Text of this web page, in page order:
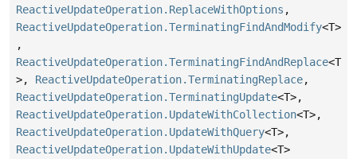
ReactiveUpdateOperation.ReplaceWithOptions ,
ReactiveUpdateOperation.TerminatingFindAndModify<T>
,
ReactiveUpdateOperation.TerminatingFindAndReplace<T
>, ReactiveUpdateOperation.TerminatingReplace,
ReactiveUpdateOperation.TerminatingUpdate<T>,
ReactiveUpdateOperation.UpdateWithCollection<T>,
ReactiveUpdateOperation.UpdateWithQuery<T>,
ReactiveUpdateOperation.UpdateWithUpdate<T>